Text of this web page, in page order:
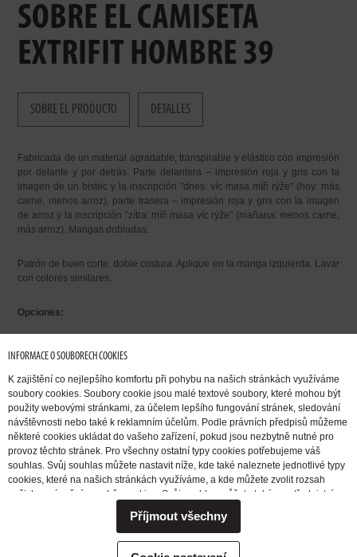
SOBRE EL CAMISETA
EXTRIFIT HOMBRE 39
SOBRE EL PRODUCTO DETALLES
Fabricada de un material agradable, transpirable y elástico con impresión
por delante y por detrás. Parte delantera – impresión roja y gris con la
imagen de un bistéc y la inscripción "dnes: víc masa míň rýže" (hoy: más
carne, menos arroz), parte trasera – impresión roja y gris con la imagen
de arroz y la inscripción "zítra: míň masa víc rýže" (mañana: menos carne,
más arroz). Mangas dobladas.
Patrón de buen corte, doble costura. Aplique en la manga izquierda. Lavar
con colores similares.
Opciones:
Tallas:
Los puntos de medición se indican en la imagen adjunta (las medidas son
aproximadas, pueden diferir ligeramente).
talla M
largo manga – 31 cm
INFORMACE O SOUBORECH COOKIES
K zajištění co nejlepšího komfortu při pohybu na našich stránkách využíváme
soubory cookies. Soubory cookie jsou malé textové soubory, které mohou být
použity webovými stránkami, za účelem lepšího fungování stránek, sledování
návštěvnosti nebo také k reklamním účelům. Podle právních předpisů můžeme
některé cookies ukládat do vašeho zařízení, pokud jsou nezbytně nutné pro
provoz těchto stránek. Pro všechny ostatní typy cookies potřebujeme váš
souhlas. Svůj souhlas můžete nastavit níže, kde také naleznete jednotlivé typy
cookies, které na našich stránkách využíváme, a kde můžete zvolit rozsah
našich oprávnění pro sběr cookies. Svůj souhlas můžete také prostřednictvím
změny vybrané varianty kdykoli změnit nebo zrušit. Pokud byste nás
potřebovali ohledně výkonu vašich práv v souvislosti se zpracováním cookies
Podrobné informace k souborům cookies a více o tom, kdo jsme a jak
Příjmout všechny